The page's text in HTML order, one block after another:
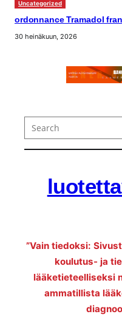
Uncategorized
ordonnance Tramadol
30 heinäkuun, 2026
Search
”Vain tiedoksi:
koulutus- ja
lääketieteelliseksi
ammatillista